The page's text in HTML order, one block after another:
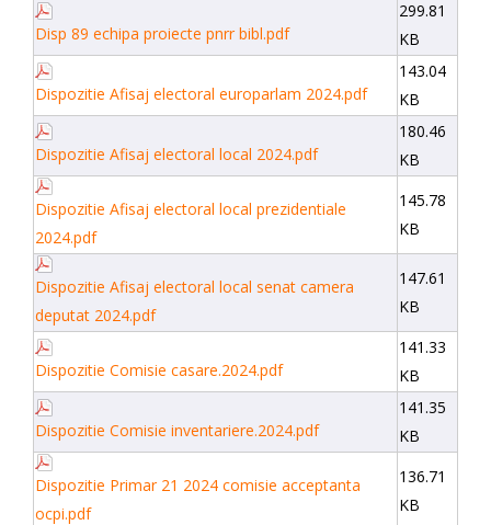
Disp 89 echipa proiecte pnrr bibl.pdf
299.81
KB
Dispozitie Afisaj electoral europarlam 2024.pdf
143.04
KB
Dispozitie Afisaj electoral local 2024.pdf
180.46
KB
Dispozitie Afisaj electoral local prezidentiale
2024.pdf
145.78
KB
Dispozitie Afisaj electoral local senat camera
deputat 2024.pdf
147.61
KB
Dispozitie Comisie casare.2024.pdf
141.33
KB
Dispozitie Comisie inventariere.2024.pdf
141.35
KB
Dispozitie Primar 21 2024 comisie acceptanta
ocpi.pdf
136.71
KB